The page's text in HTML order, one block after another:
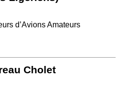
d’Avions Amateurs
Cholet